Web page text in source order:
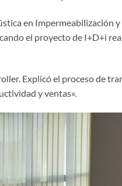
en Impermeabilización
el proyecto de I+D+i
Explicó el proceso de
y ventas».